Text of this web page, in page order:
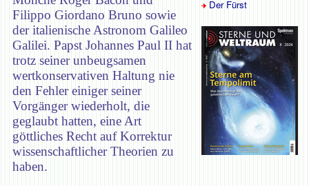
Filippo Giordano Bruno sowie
der italienische Astronom Galileo
Galilei. Papst Johannes Paul II hat
trotz seiner unbeugsamen
wertkonservativen Haltung nie
den Fehler einiger seiner
Vorgänger wiederholt, die
geglaubt hatten, eine Art
göttliches Recht auf Korrektur
wissenschaftlicher Theorien zu
haben.
Der Fürst